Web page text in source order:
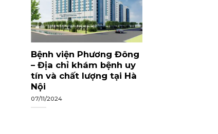
Bệnh viện Phương Đông
– Địa chỉ khám bệnh uy
tín và chất lượng tại Hà
Nội
07/11/2024